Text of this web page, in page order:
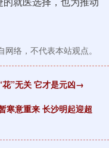
络，不代表本站观点。
花”无关 它才是元凶→
寒意重来 长沙明起迎超